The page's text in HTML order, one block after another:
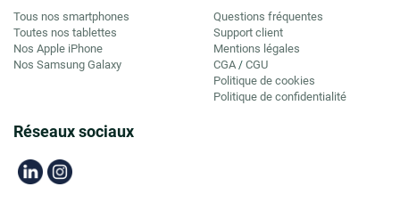
Tous nos smartphones
Toutes nos tablettes
Nos Apple iPhone
Nos Samsung Galaxy
Questions fréquentes
Support client
Mentions légales
CGA / CGU
Politique de cookies
Politique de confidentialité
Réseaux sociaux